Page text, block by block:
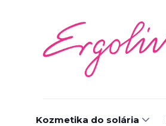
Kozmetika do solária